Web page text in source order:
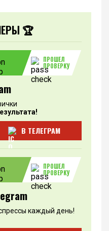
🏆
ПРОШЕЛ
ПРОВЕРКУ
В ТЕЛЕГРАМ
ПРОШЕЛ
ПРОВЕРКУ
каждый день!